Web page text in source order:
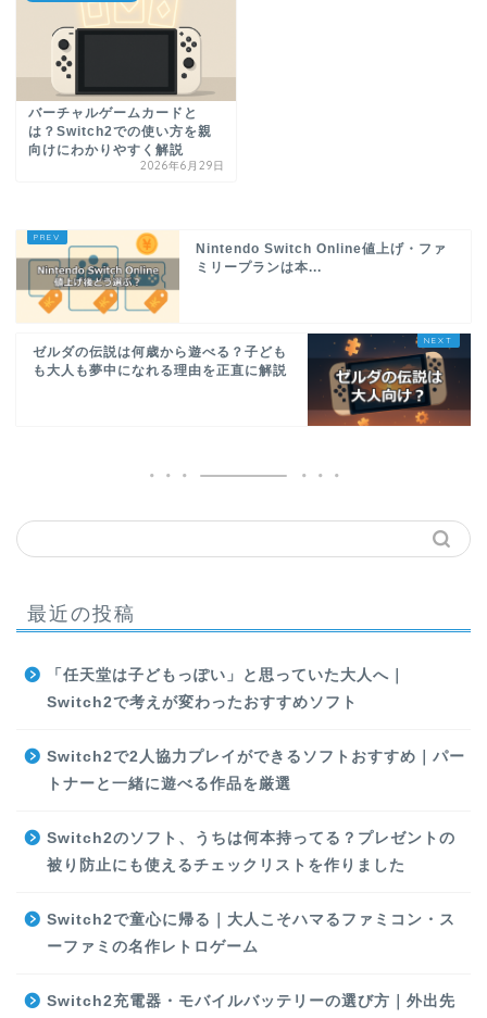
バーチャルゲームカードと
は？Switch2での使い方を親
向けにわかりやすく解説
2026年6月29日
Nintendo Switch Online値上げ・ファ
ミリープランは本...
ゼルダの伝説は何歳から遊べる？子ども
も大人も夢中になれる理由を正直に解説
最近の投稿
「任天堂は子どもっぽい」と思っていた大人へ｜
Switch2で考えが変わったおすすめソフト
Switch2で2人協力プレイができるソフトおすすめ｜パー
トナーと一緒に遊べる作品を厳選
Switch2のソフト、うちは何本持ってる？プレゼントの
被り防止にも使えるチェックリストを作りました
Switch2で童心に帰る｜大人こそハマるファミコン・ス
ーファミの名作レトロゲーム
Switch2充電器・モバイルバッテリーの選び方｜外出先